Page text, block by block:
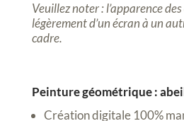
Veuillez noter : l’apparence
légèrement d’un écran à un
cadre.
Peinture géométrique :
Création digitale 100%